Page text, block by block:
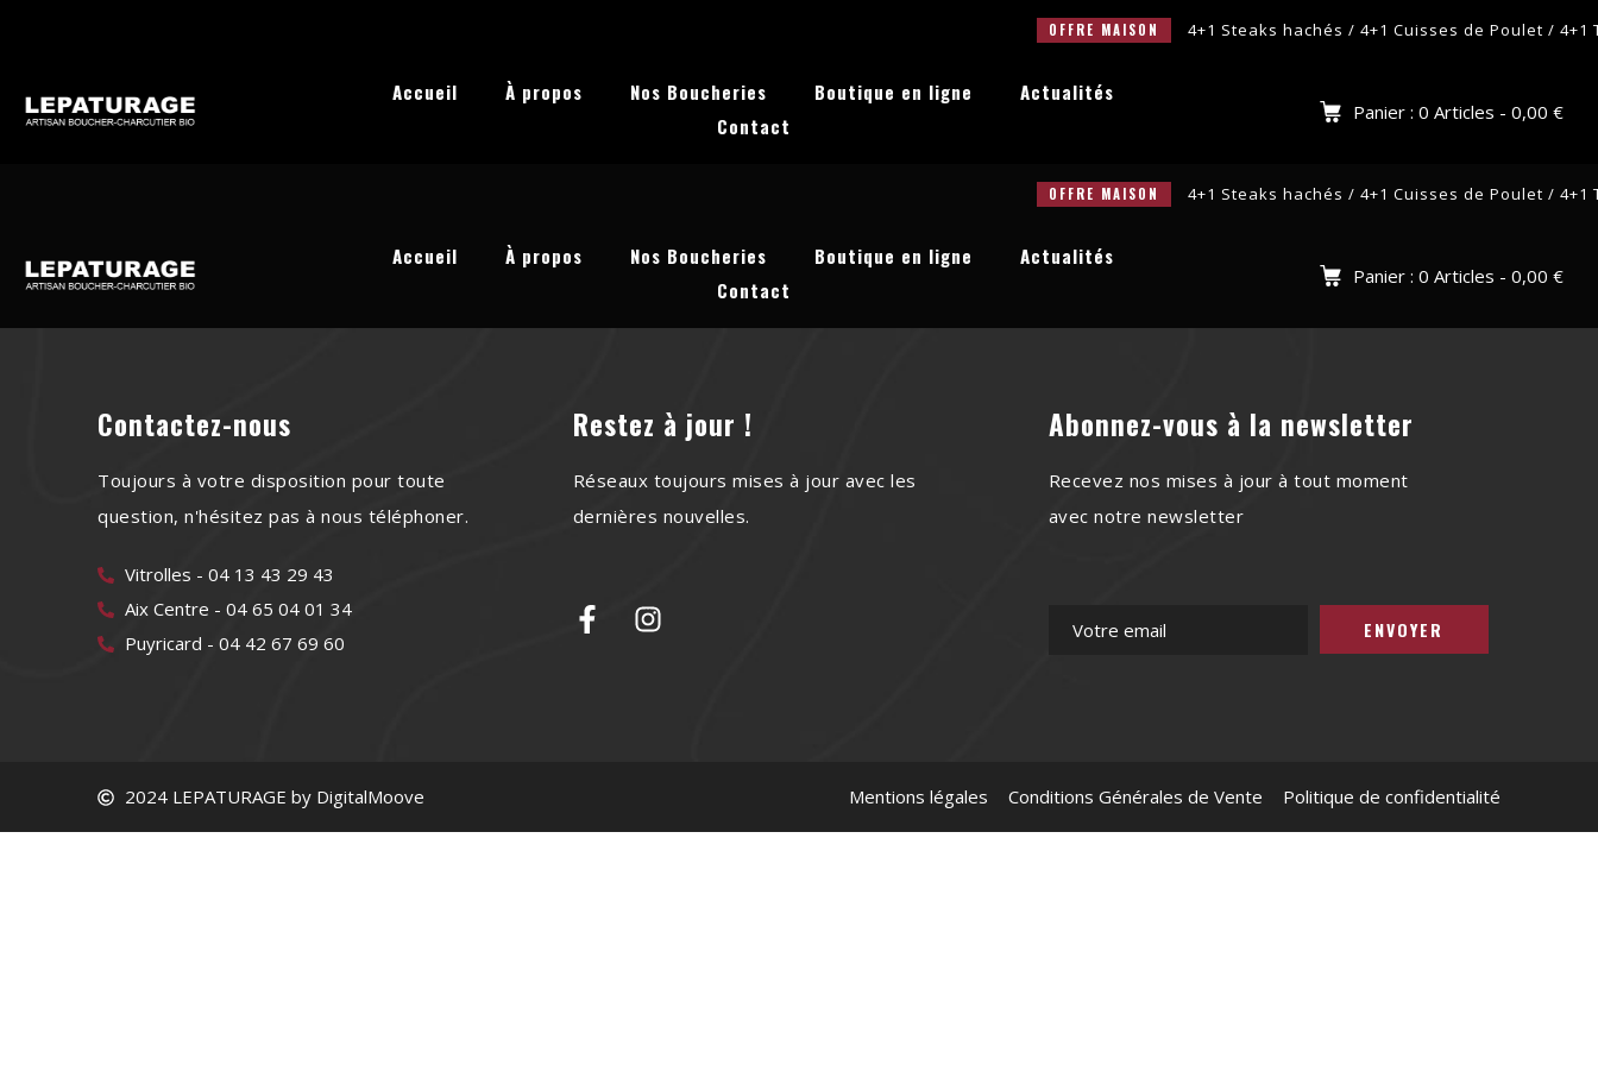
OFFRE MAISON 4+1 Steaks hachés / 4+1 Cuisses de Poulet / 4+1
Accueil À propos Nos Boucheries Boutique en ligne
Actualités
Contact
Panier : 0 Articles -0,00€
OFFRE MAISON 4+1 Steaks hachés / 4+1 Cuisses de Poulet / 4+1
Accueil À propos Nos Boucheries Boutique en ligne
Actualités
Contact
Panier : 0 Articles -0,00€
Contactez-nous
Toujours à votre disposition pour toute
question, n'hésitez pas à nous téléphoner.
Vitrolles - 04 13 43 29 43
Aix Centre - 04 65 04 01 34
Puyricard - 04 42 67 69 60
Restez à jour !
Réseaux toujours mises à jour avec les
dernières nouvelles.
Abonnez-vous à la newsletter
Recevez nos mises à jour à tout moment
avec notre newsletter
2024 LEPATURAGE by DigitalMoove Mentions légales Conditions Générales de Vente Politique de confidentialité